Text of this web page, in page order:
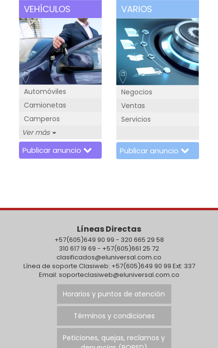
VEHÍCULOS
Automóviles
Camionetas
Camperos
Ver más
Publicar anuncio
VARIOS
Negocios
Ventas
Servicios
Publicar anuncio
Líneas Directas
+57(605)649 90 99 - 320 665 29 58
310 617 19 69 - +57(605)661 25 72
clasificados@eluniversal.com.co
Línea de soporte Clasiweb: +57(605)649 90 99 Ext: 337
Email: soporteclasiweb@eluniversal.com.co
Horarios y puntos de atención
Términos y condiciones
Peticiones, quejas, reclamos y